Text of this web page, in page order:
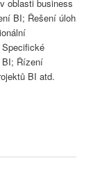
oblasti business
BI; Řešení úloh
BI; Řízení
BI atd.